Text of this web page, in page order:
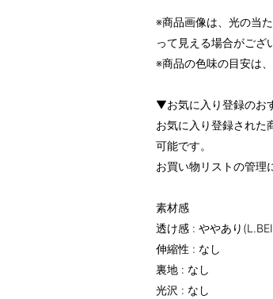
※商品画像は、光の当
って見える場合がござ
※商品の色味の目安は
▼お気に入り登録のお
お気に入り登録された
可能です。
お買い物リストの管理
素材感
透け感 : ややあり
伸縮性 : なし
裏地 : なし
光沢 : なし